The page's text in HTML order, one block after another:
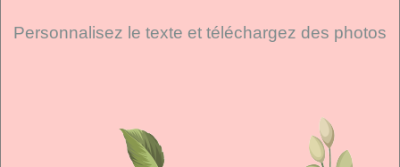
Personnalisez le texte et téléchargez des photos